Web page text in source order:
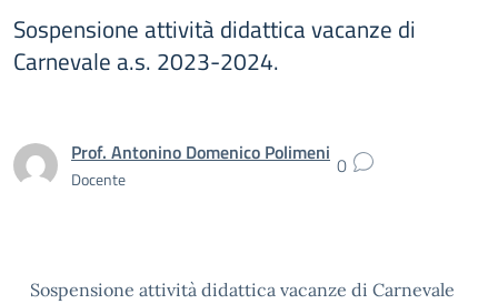
Sospensione attività didattica vacanze di
Carnevale a.s. 2023-2024.
Prof. Antonino Domenico Polimeni
Docente 0
Sospensione attività didattica vacanze di Carnevale